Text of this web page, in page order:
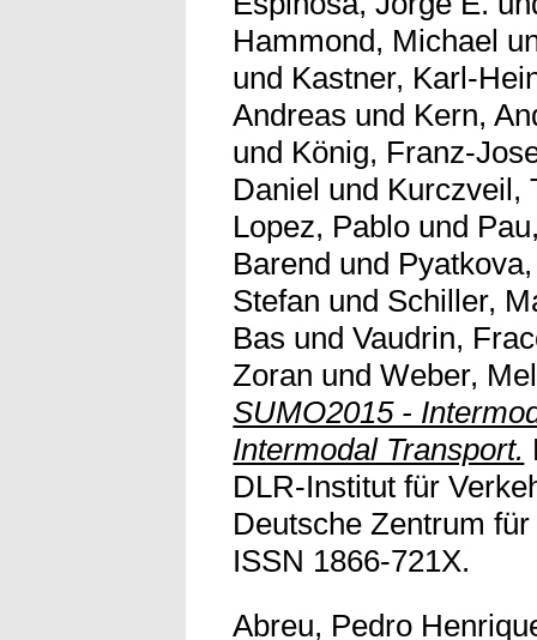
Hammond, Michael
und Kastner, Karl-
Andreas und Kern,
und König, Franz-
Daniel und Kurczveil,
Lopez, Pablo und
Barend und
Stefan und Schiller,
Bas undVaudrin,
Zoran undWeber,
SUMO2015 -
Intermodal Transport.
DLR-Institut für
Deutsche Zentrum
ISSN 1866-721X.
Abreu, Pedro